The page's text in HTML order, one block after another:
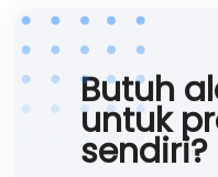
Butuh
untuk
sendiri?